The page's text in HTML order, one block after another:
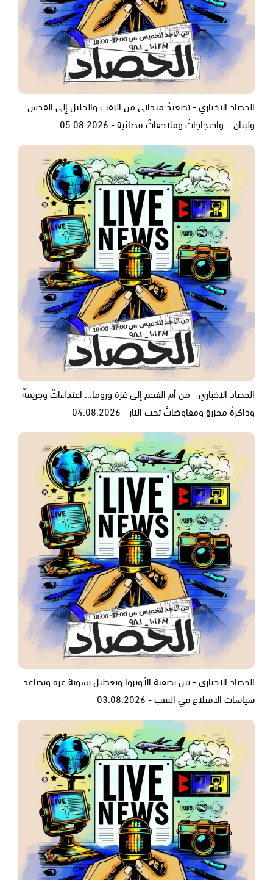
الحصاد الاخباري - تصعيدٌ ميداني من النقب والجليل إلى القدس
ولبنان... واحتجاجاتٌ وملاحقاتٌ قضائية - 05.08.2026
الحصاد الاخباري - من أم الفحم إلى غزة وروما... اعتداءاتٌ وجريمةٌ
وذاكرةُ مجزرةٍ ومفاوضاتٌ تحت النار - 04.08.2026
الحصاد الاخباري - بين تصفية الأونروا وتعطيل تسوية غزة وتصاعد
سياسات الاقتلاع في النقب - 03.08.2026